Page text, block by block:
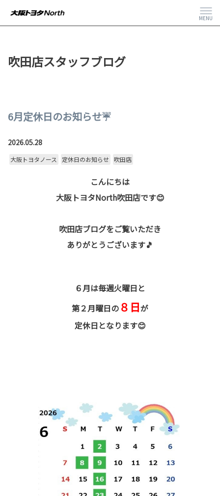
MENU
吹田店スタッフブログ
6月定休日のお知らせ☔
2026.05.28
大阪トヨタノース 定休日のお知らせ 吹田店
こんにちは
大阪トヨタNorth吹田店です😊
吹田店ブログをご覧いただき
ありがとうございます🎵
６月は毎週火曜日と
第２月曜日の ８日が
定休日となります😊